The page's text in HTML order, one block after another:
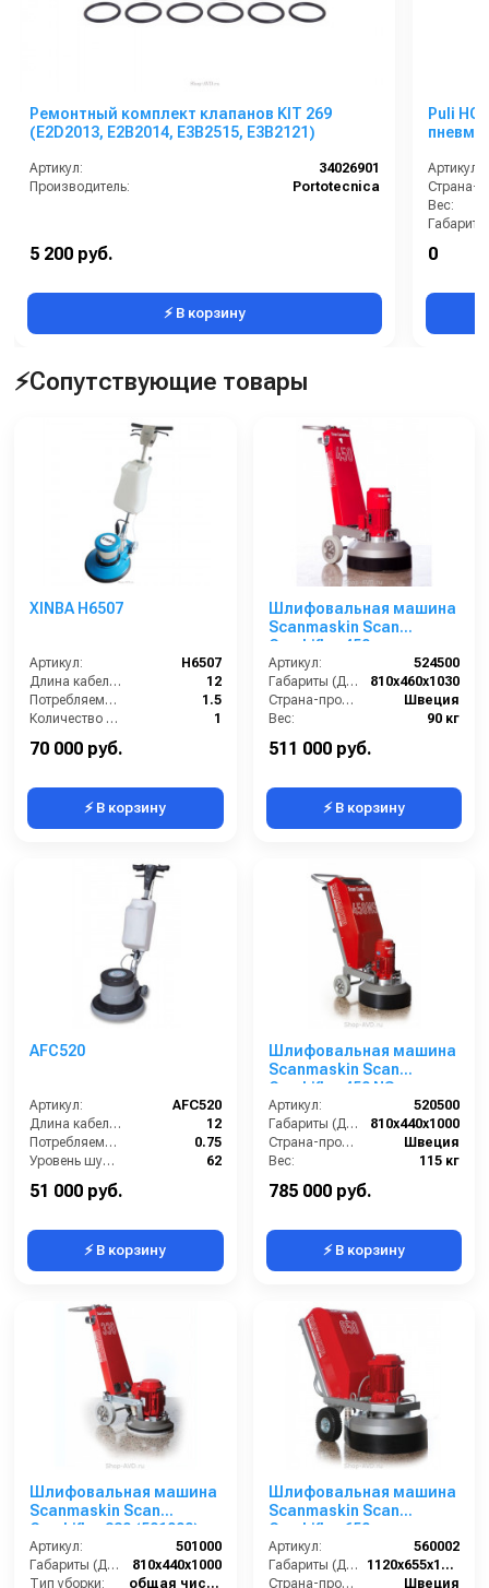
Ремонтный комплект клапанов KIT 269
(E2D2013, E2B2014, E3B2515, E3B2121)
Артикул:
34026901
Производитель:
Portotecnica
5 200 руб.
⚡ В корзину
Puli
Артикул:
Страна-
Вес:
0
⚡Сопутствующие товары
XINBA H6507
Артикул:
H6507
Длина кабеля (м):
12
Потребляемая мощность (кВт):
1.5
Количество щеток (шт):
1
70 000 руб.
⚡ В корзину
Шлифовальная машина
Scanmaskin Scan
Combiflex 450
Артикул:
524500
Габариты (ДхШхВ):
810x460x1030
Страна-производитель:
Швеция
Вес:
90 кг
511 000 руб.
⚡ В корзину
AFC520
Артикул:
AFC520
Длина кабеля (м):
12
Потребляемая мощность (кВт):
0.75
Уровень шума (дБ):
62
51 000 руб.
⚡ В корзину
Шлифовальная машина
Scanmaskin Scan
Combiflex 450 NS
Артикул:
520500
Габариты (ДхШхВ):
810х440х1000
Страна-производитель:
Швеция
Вес:
115 кг
785 000 руб.
⚡ В корзину
Шлифовальная машина
Scanmaskin Scan
Combiflex 330 (501000)
Артикул:
501000
Габариты (ДхШхВ):
810х440х1000
Тип уборки:
общая чистка полов
Шлифовальная машина
Scanmaskin Scan
Combiflex 650
Артикул:
560002
Габариты (ДхШхВ):
1120х655х1370
Страна-производитель:
Швеция